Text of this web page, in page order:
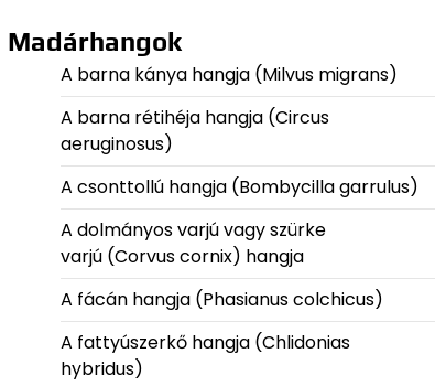
Madárhangok
A barna kánya hangja (Milvus migrans)
A barna rétihéja hangja (Circus
aeruginosus)
A csonttollú hangja (Bombycilla garrulus)
A dolmányos varjú vagy szürke
varjú (Corvus cornix) hangja
A fácán hangja (Phasianus colchicus)
A fattyúszerkő hangja (Chlidonias
hybridus)